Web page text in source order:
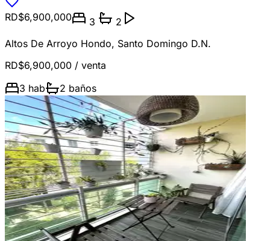
RD$6,900,000 3
2
Altos De Arroyo Hondo, Santo Domingo D.N.
RD$6,900,000 / venta
3 hab 2 baños